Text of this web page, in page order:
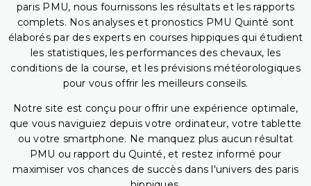
paris PMU, nous fournissons les résultats et les rapports
complets. Nos analyses et pronostics PMU Quinté sont
élaborés par des experts en courses hippiques qui étudient
les statistiques, les performances des chevaux, les
conditions de la course, et les prévisions météorologiques
pour vous offrir les meilleurs conseils.
Notre site est conçu pour offrir une expérience optimale,
que vous naviguiez depuis votre ordinateur, votre tablette
ou votre smartphone. Ne manquez plus aucun résultat
PMU ou rapport du Quinté, et restez informé pour
maximiser vos chances de succès dans l'univers des paris